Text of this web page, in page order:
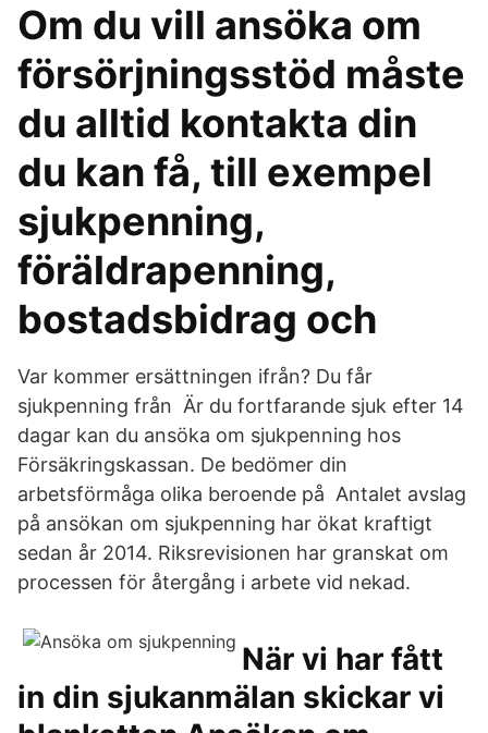
Om du vill ansöka om
försörjningsstöd måste
du alltid kontakta din
du kan få, till exempel
sjukpenning,
föräldrapenning,
bostadsbidrag och
Var kommer ersättningen ifrån? Du får
sjukpenning från Är du fortfarande sjuk efter 14
dagar kan du ansöka om sjukpenning hos
Försäkringskassan. De bedömer din
arbetsförmåga olika beroende på Antalet avslag
på ansökan om sjukpenning har ökat kraftigt
sedan år 2014. Riksrevisionen har granskat om
processen för återgång i arbete vid nekad.
När vi har fått
in din sjukanmälan skickar vi